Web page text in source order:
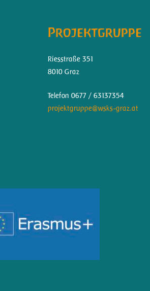
Projektgruppe
Riesstraße 351
8010 Graz
Telefon 0677 / 63137354
projektgruppe@wsks-graz.at